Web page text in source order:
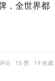
，全世界都
论 15 赞 19 收藏